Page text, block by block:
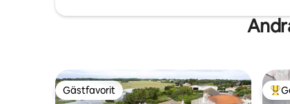
Gästfavorit
Gästfavorit